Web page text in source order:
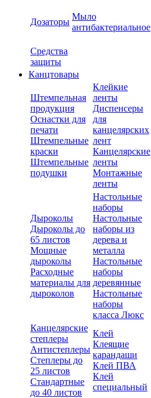
Дозаторы
Мыло
антибактериальное
Средства
защиты
Канцтовары
Штемпельная
продукция
Оснастки для
печати
Штемпельные
краски
Штемпельные
подушки
Клейкие
ленты
Диспенсеры
для
канцелярских
лент
Канцелярские
ленты
Монтажные
ленты
Дыроколы
Дыроколы до
65 листов
Мощные
дыроколы
Расходные
материалы для
дыроколов
Настольные
наборы
Настольные
наборы из
дерева и
металла
Настольные
наборы
деревянные
Настольные
наборы
класса Люкс
Канцелярские
степлеры
Антистеплеры
Степлеры до
25 листов
Стандартные
до 40 листов
Клей
Клеящие
карандаши
Клей ПВА
Клей
специальный